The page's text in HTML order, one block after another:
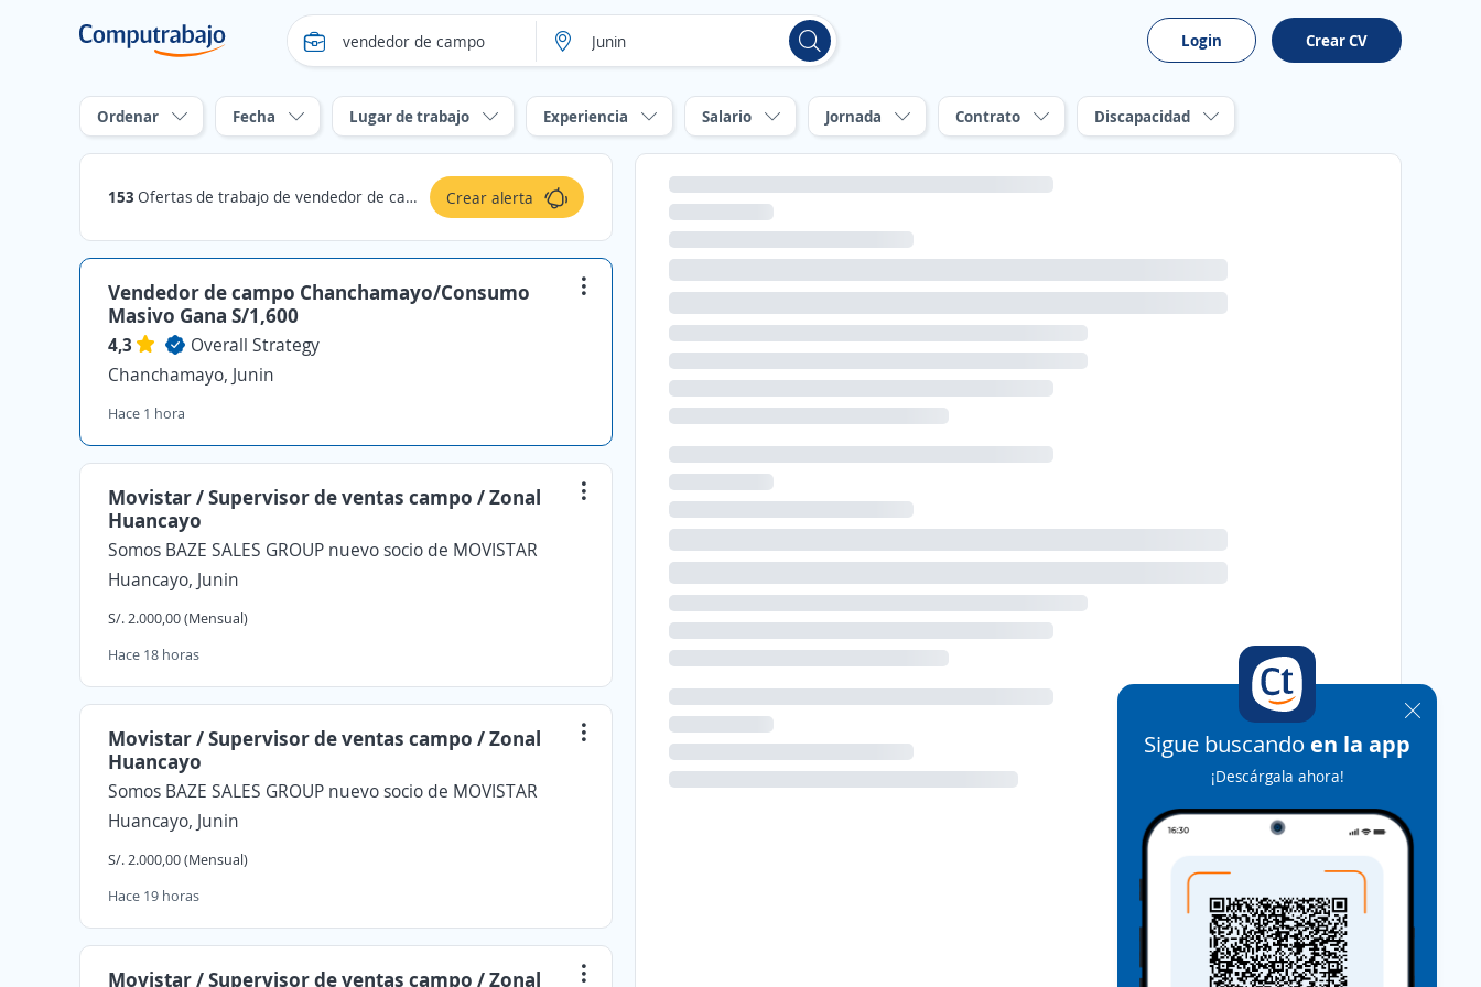
Login Crear CV
Ordenar Fecha Lugar de trabajo Experiencia Salario Jornada Contrato Discapacidad
153 Ofertas de trabajo de vendedor de campo en Junin Crear alerta
Vendedor de campo Chanchamayo/Consumo
Masivo Gana S/1,600
4,3
Overall Strategy
Chanchamayo, Junin
Hace 1 hora
Movistar / Supervisor de ventas campo / Zonal
Huancayo
Somos BAZE SALES GROUP nuevo socio de MOVISTAR
Huancayo, Junin
S/. 2.000,00 (Mensual)
Hace 18 horas
Movistar / Supervisor de ventas campo / Zonal
Huancayo
Somos BAZE SALES GROUP nuevo socio de MOVISTAR
Huancayo, Junin
S/. 2.000,00 (Mensual)
Hace 19 horas
Movistar / Supervisor de ventas campo / Zonal
Sigue buscando en la app
¡Descárgala ahora!